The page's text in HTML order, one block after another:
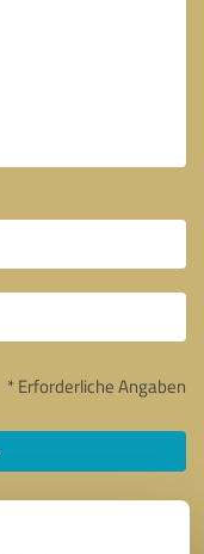
* Erforderliche Angaben